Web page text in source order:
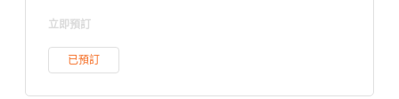
立即預訂
已預訂